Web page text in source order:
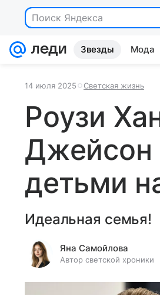
Поиск Яндекса
Звезды Мода
14 июля 2025 Светская жизнь
Роузи
Джейсон
детьми
Идеальная семья!
Яна Самойлова
Автор светской хроники